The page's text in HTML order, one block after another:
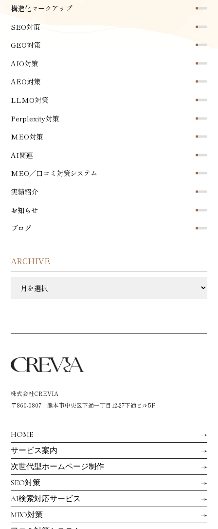
構造化マークアップ
SEO対策
GEO対策
AIO対策
AEO対策
LLMO対策
Perplexity対策
MEO対策
AI関連
MEO／口コミ対策システム
実績紹介
お知らせ
ブログ
ARCHIVE
ARCHIVE
株式会社CREVIA
〒860-0807 熊本市中央区下通一丁目12-27下通ビル5F
HOME
サービス案内
次世代型ホームページ制作
SEO対策
AI検索対応サービス
MEO対策